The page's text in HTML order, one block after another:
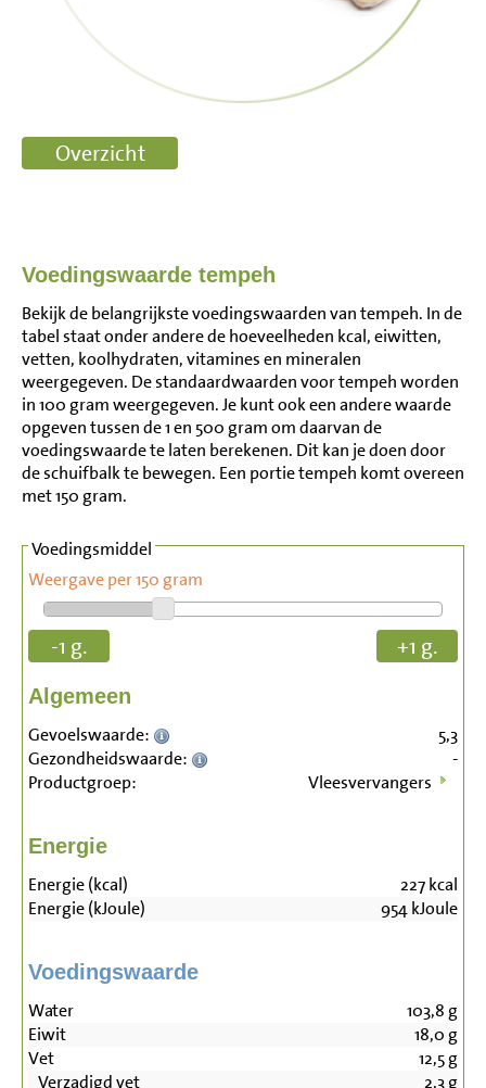
Voedingswaarde tempeh
Bekijk de belangrijkste voedingswaarden van tempeh. In de
tabel staat onder andere de hoeveelheden kcal, eiwitten,
vetten, koolhydraten, vitamines en mineralen
weergegeven. De standaardwaarden voor tempeh worden
in 100 gram weergegeven. Je kunt ook een andere waarde
opgeven tussen de 1 en 500 gram om daarvan de
voedingswaarde te laten berekenen. Dit kan je doen door
de schuifbalk te bewegen. Een portie tempeh komt overeen
met 150 gram.
Voedingsmiddel
Weergave per 150 gram
-1 g. +1 g.
Algemeen
Gevoelswaarde:
5,3
Gezondheidswaarde:
-
Productgroep:
Vleesvervangers
Energie
Energie (kcal) 227kcal
Energie (kJoule)
954kJoule
Voedingswaarde
Water 103,8 g
Eiwit
18,0 g
Vet
12,5g
Verzadigd vet
2,3g